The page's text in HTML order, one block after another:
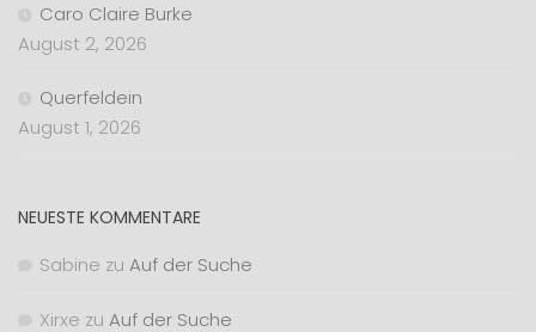
Caro Claire Burke
August 2, 2026
Querfeldein
August 1, 2026
NEUESTE KOMMENTARE
Sabine zu Auf der Suche
Xirxe zu Auf der Suche